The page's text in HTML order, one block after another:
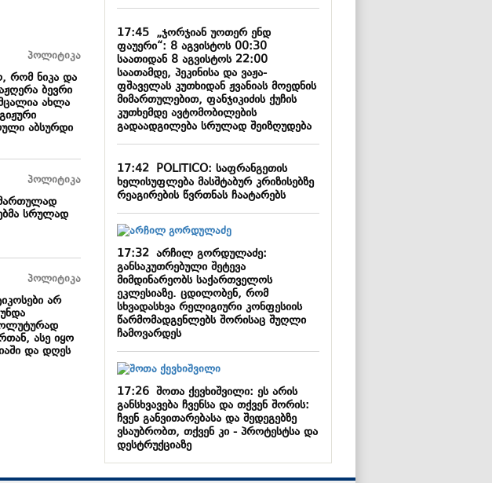
პოლიტიკა
რომ ნიკა და
ბევრი
ახლა
აბსურდი
პოლიტიკა
სრულად
პოლიტიკა
არ
ასე იყო
და დღეს
17:45„ჯორჯიან უოთერ ენდ
ფაუერი“: 8 აგვისტოს 00:30
საათიდან 8 აგვისტოს 22:00
საათამდე, პეკინისა და ვაჟა-
ფშაველას კუთხიდან ჟვანიას მოედნის
მიმართულებით, ფანჯიკიძის ქუჩის
კუთხემდე ავტომობილების
გადაადგილება სრულად შეიზღუდება
17:42POLITICO: საფრანგეთის
ხელისუფლება მასშტაბურ კრიზისებზე
რეაგირების წვრთნას ჩაატარებს
17:32არჩილ გორდულაძე:
განსაკუთრებული შეტევა
მიმდინარეობს საქართველოს
ეკლესიაზე. ცდილობენ, რომ
სხვადასხვა რელიგიური კონფესიის
წარმომადგენლებს შორისაც შუღლი
ჩამოვარდეს
17:26შოთა ქევხიშვილი: ეს არის
განსხვავება ჩვენსა და თქვენ შორის:
ჩვენ განვითარებასა და შედეგებზე
ვსაუბრობთ, თქვენ კი - პროტესტსა და
დესტრუქციაზე